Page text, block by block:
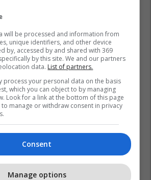
will be processed and information from
unique identifiers, and other device
by, accessed by and shared with 369
by this site. We and our partners
data. List of partners.
process your personal data on the basis
which you can object to by managing
Look for a link at the bottom of this page
manage or withdraw consent in privacy
Consent
Manage options